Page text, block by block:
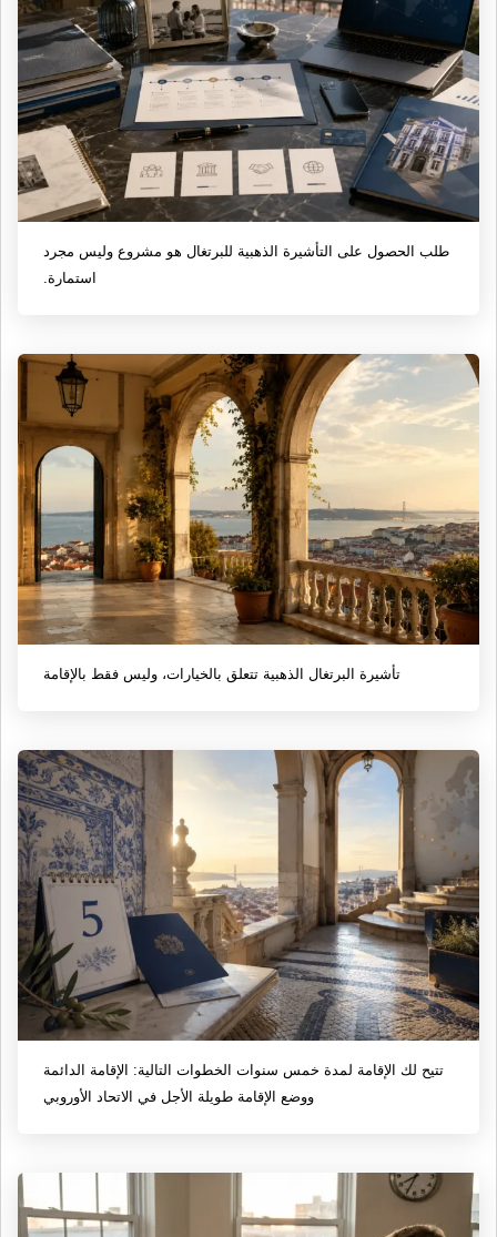
طلب الحصول على التأشيرة الذهبية للبرتغال هو مشروع وليس مجرد
استمارة.
تأشيرة البرتغال الذهبية تتعلق بالخيارات، وليس فقط بالإقامة
تتيح لك الإقامة لمدة خمس سنوات الخطوات التالية: الإقامة الدائمة
ووضع الإقامة طويلة الأجل في الاتحاد الأوروبي